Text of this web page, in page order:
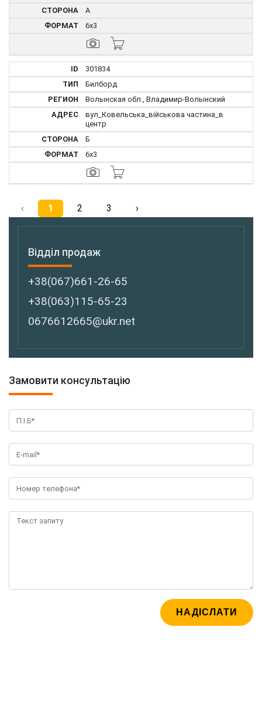
А
6x3
301834
Билборд
Волынская обл., Владимир-Волынский
вул_Ковельська_військова частина_в
центр
Б
6x3
‹ 1 2 3 ›
Відділ продаж
+38(067)661-26-65
+38(063)115-65-23
0676612665@ukr.net
Замовити консультацію
НАДІСЛАТИ